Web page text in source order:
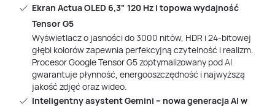
Ekran Actua OLED 6,3" 120 Hz i topowa wydajność
Tensor G5
Wyświetlacz o jasności do 3000 nitów, HDR i 24‑bitowej
głębi kolorów zapewnia perfekcyjną czytelność i realizm.
Procesor Google Tensor G5 zoptymalizowany pod AI
gwarantuje płynność, energooszczędność i najwyższą
jakość zdjęć oraz wideo.
Inteligentny asystent Gemini – nowa generacja AI w